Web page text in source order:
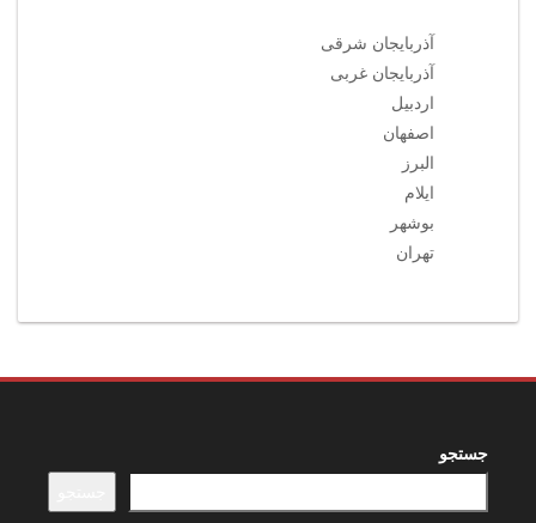
آذربایجان شرقی
آذربایجان غربی
اردبیل
اصفهان
البرز
ایلام
بوشهر
تهران
جستجو